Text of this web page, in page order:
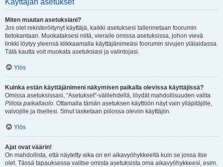
Käyttäjän asetukset
Miten muutan asetuksiani?
Jos olet rekisteröitynyt käyttäjä, kaikki asetuksesi tallennetaan foorumin
tietokantaan. Muokataksesi niitä, vieraile omissa asetuksissa, johon vievä
linkki löytyy yleensä klikkaamalla käyttäjänimeäsi foorumin sivujen ylälaidassa.
Tätä kautta voit muokata asetuksiasi ja valintojasi.
Ylös
Kuinka estän käyttäjänimeni näkymisen paikalla olevissa käyttäjissä?
Omissa asetuksissasi, “Asetukset”-välilehdellä, löydät mahdollisuuden valita
Piilota paikallaolo. Ottamalla tämän asetuksen käyttöön näyt vain ylläpitäjille,
valvojille ja itsellesi. Sinut lasketaan piilossa oleviin käyttäjiin.
Ylös
Ajat ovat väärin!
On mahdollista, että näytetty aika on eri aikavyöhykkeeltä kuin se jossa itse
olet. Tässä tapauksessa valitse omista asetuksista oma aikavyöhykkeesi, esim.